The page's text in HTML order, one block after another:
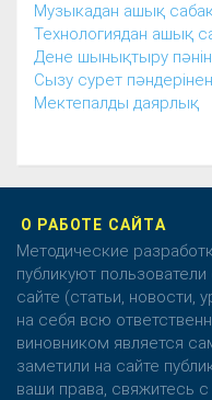
Музыкадан ашық
Технологиядан ашық
Дене шынықтыру
Сызу сурет
Мектепалды даярлық
О РАБОТЕ САЙТА
Методические
публикуют
сайте (статьи, новости,
на себя всю
виновником является
заметили на сайте
ваши права, свяжитесь